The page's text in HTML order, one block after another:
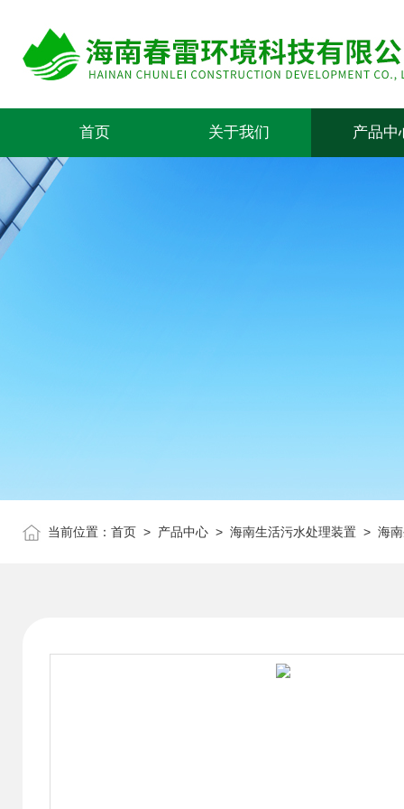
首页 关于我们 产品中
当前位置： 首页 > 产品中心 > 海南生活污水处理装置 > 海